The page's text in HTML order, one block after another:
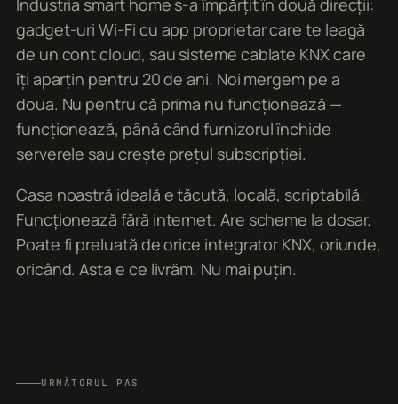
Industria smart home s-a împărțit în două direcții:
gadget-uri Wi-Fi cu app proprietar care te leagă
de un cont cloud, sau sisteme cablate KNX care
îți aparțin pentru 20 de ani. Noi mergem pe a
doua. Nu pentru că prima nu funcționează —
funcționează, până când furnizorul închide
serverele sau crește prețul subscripției.
Casa noastră ideală e tăcută, locală, scriptabilă.
Funcționează fără internet. Are scheme la dosar.
Poate fi preluată de orice integrator KNX, oriunde,
oricând. Asta e ce livrăm. Nu mai puțin.
URMĂTORUL PAS